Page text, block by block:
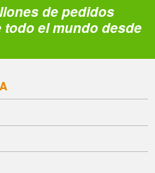
de pedidos
todo el mundo desde